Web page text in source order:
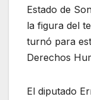
Estado de
la figura del
turnó para
Derechos
El diputado